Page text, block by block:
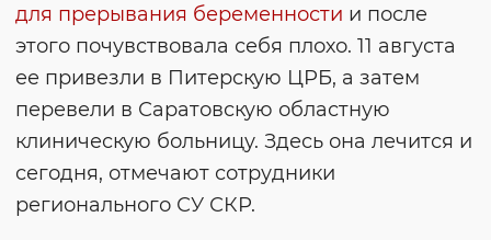
для прерывания беременности и после
этого почувствовала себя плохо. 11 августа
ее привезли в Питерскую ЦРБ, а затем
перевели в Саратовскую областную
клиническую больницу. Здесь она лечится и
сегодня, отмечают сотрудники
регионального СУ СКР.